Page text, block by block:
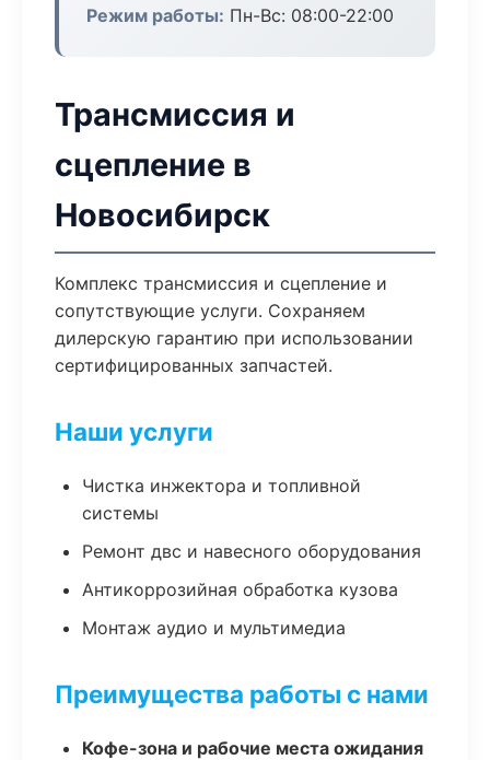
Режим работы: Пн-Вс: 08:00-22:00
Трансмиссия и
сцепление в
Новосибирск
Комплекс трансмиссия и сцепление и
сопутствующие услуги. Сохраняем
дилерскую гарантию при использовании
сертифицированных запчастей.
Наши услуги
Чистка инжектора и топливной
системы
Ремонт двс и навесного оборудования
Антикоррозийная обработка кузова
Монтаж аудио и мультимедиа
Преимущества работы с нами
Кофе-зона и рабочие места ожидания